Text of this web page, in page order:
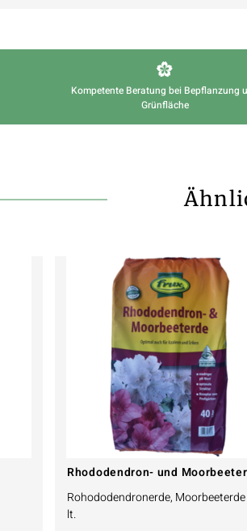
Kompetente Beratung bei Bepflanzung
Grünfläche
Rhododendron- und
Rohododendronerde,
lt.